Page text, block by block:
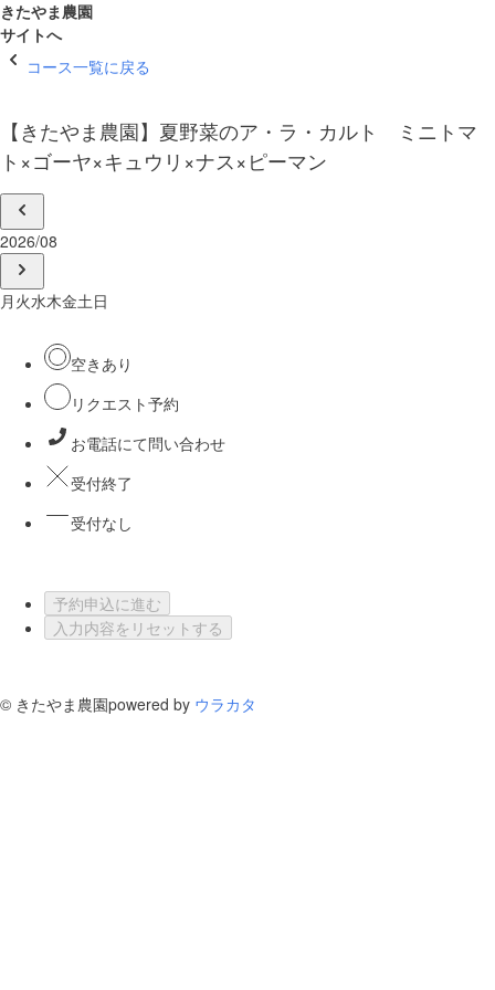
きたやま農園
サイトへ
コース一覧に戻る
【きたやま農園】夏野菜のア・ラ・カルト ミニトマ
ト×ゴーヤ×キュウリ×ナス×ピーマン
2026/08
月 火水木金土日
空きあり
リクエスト予約
お電話にて問い合わせ
受付終了
受付なし
予約申込に進む
入力内容をリセットする
© きたやま農園powered by ウラカタ